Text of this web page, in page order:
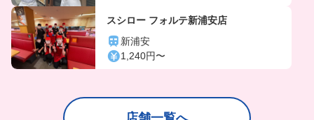
スシロー フォルテ新浦安店
新浦安
1,240円〜